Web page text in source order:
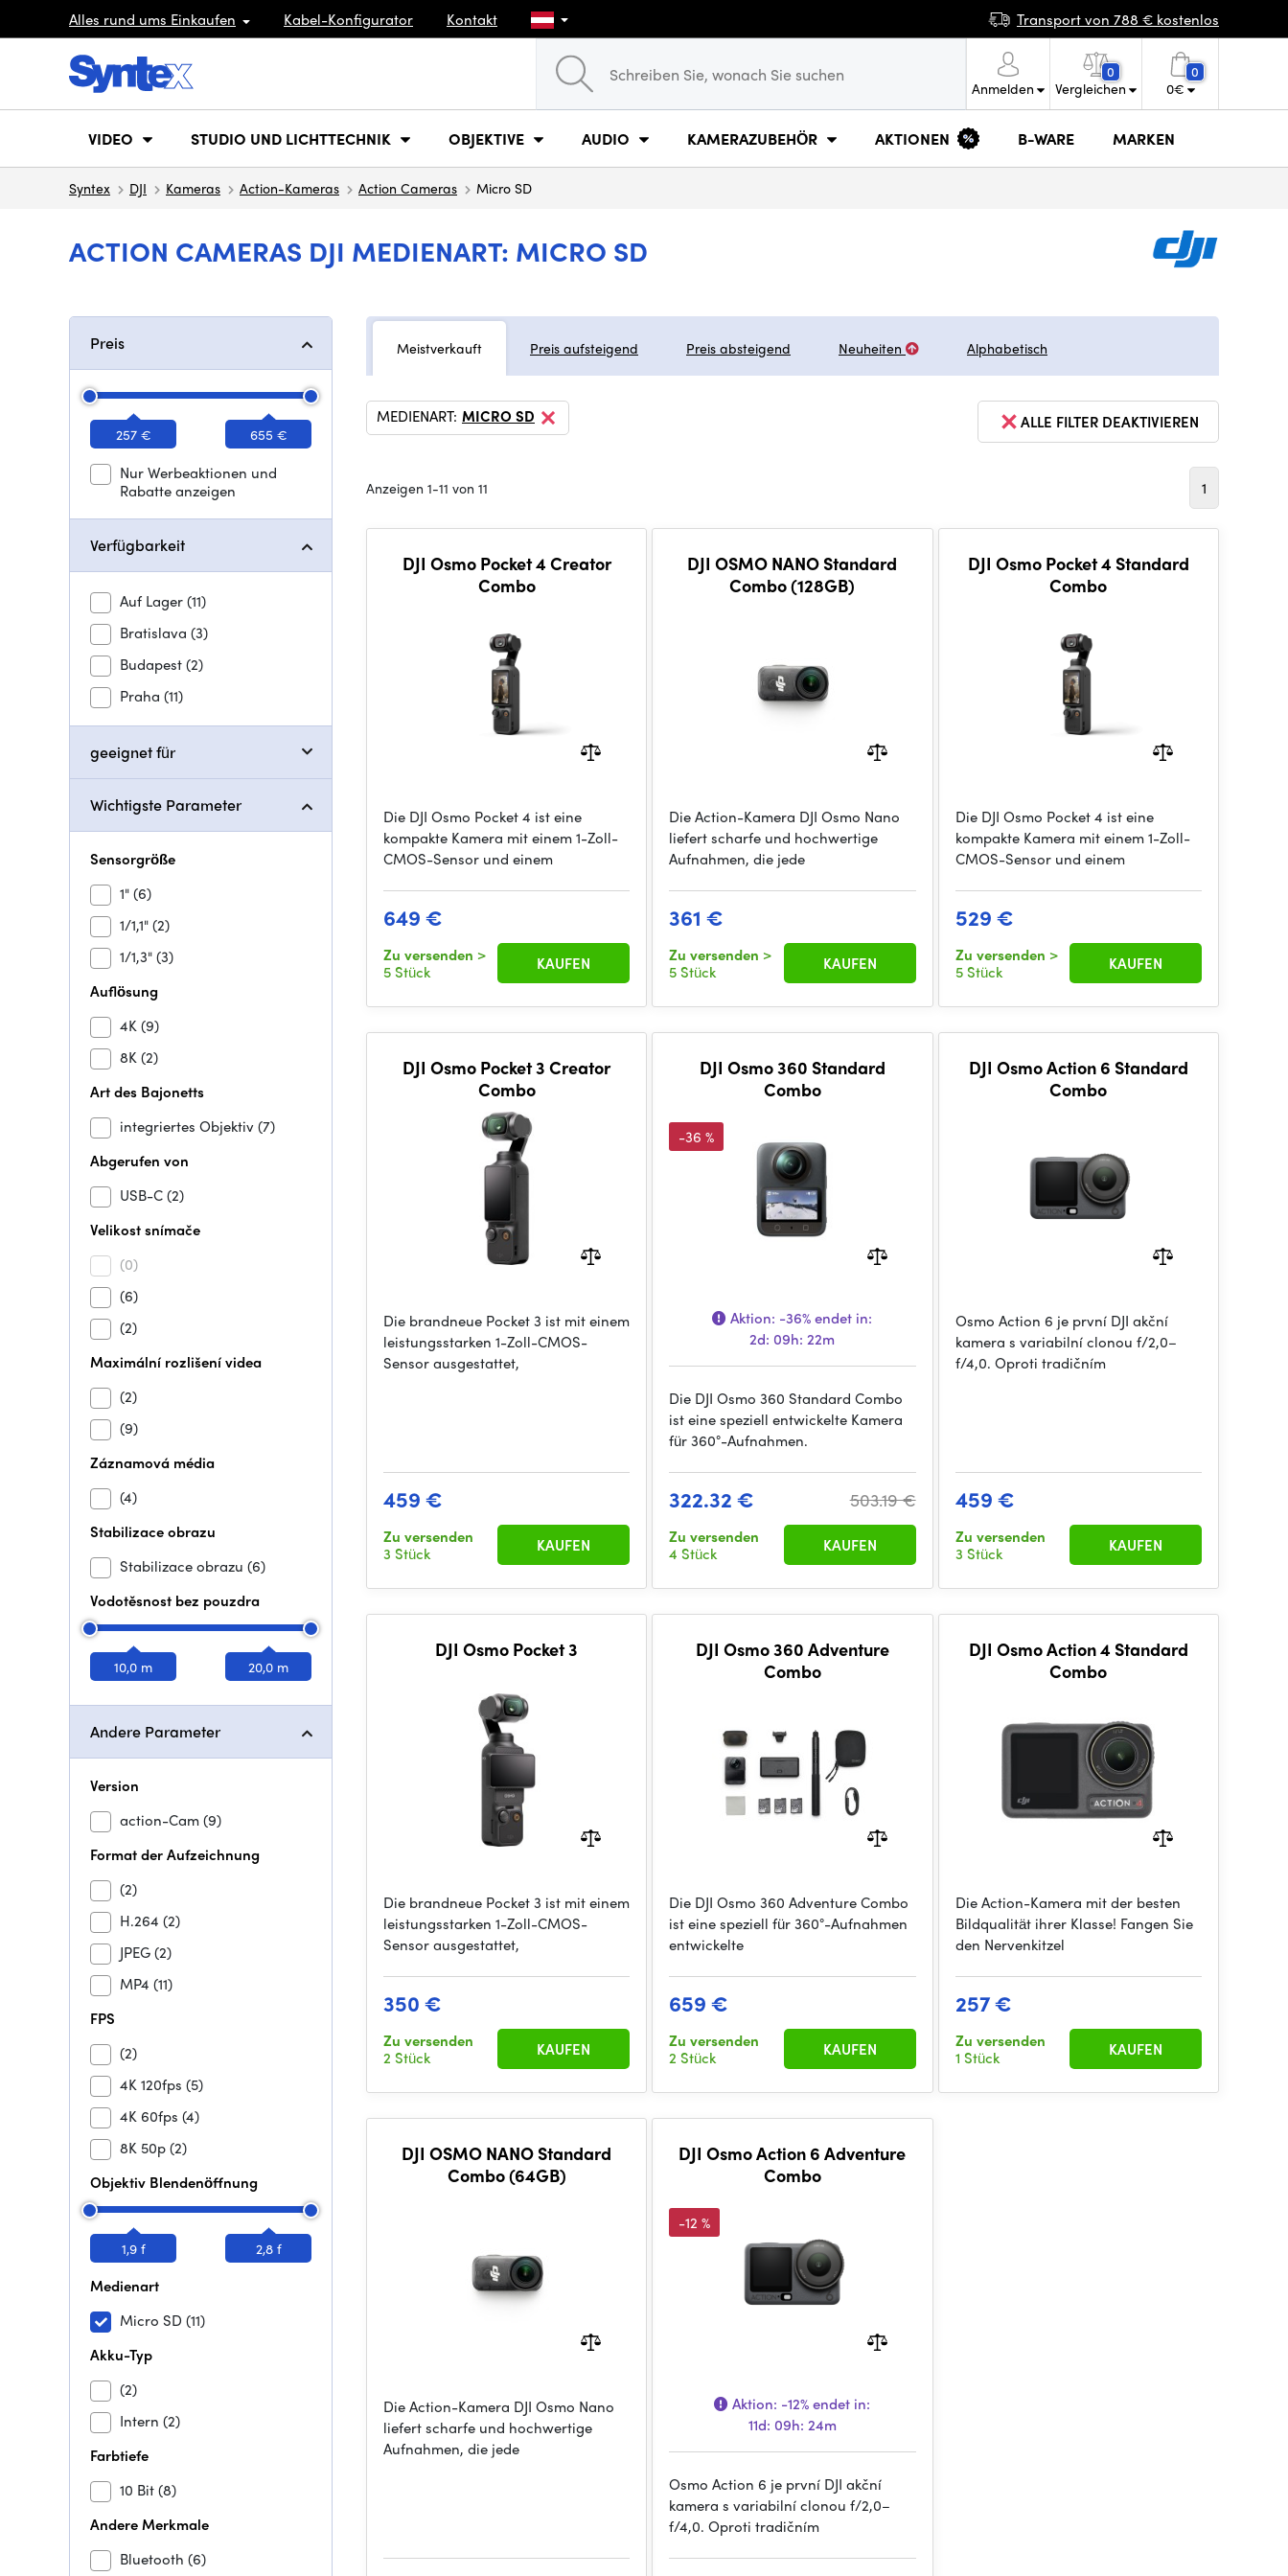
Alles rund ums Einkaufen Kabel-Konfigurator Kontakt Transport von 788 € kostenlos
Anmelden
0
Vergleichen
0
0€
VIDEO STUDIO UND LICHTTECHNIK OBJEKTIVE AUDIO KAMERAZUBEHÖR AKTIONEN B-WARE MARKEN
Syntex DJI Kameras Action-Kameras Action Cameras Micro SD
ACTION CAMERAS DJI MEDIENART: MICRO SD
Preis
257 € 655 €
Nur Werbeaktionen und
Rabatte anzeigen
Verfügbarkeit
Auf Lager(11)
Bratislava (3)
Budapest(2)
Praha (11)
geeignet für
Wichtigste Parameter
Sensorgröße
1"(6)
1/1,1"(2)
1/1,3"(3)
Auflösung
4K(9)
8K(2)
Art des Bajonetts
integriertes Objektiv(7)
Abgerufen von
USB-C(2)
Velikost snímače
(0)
(6)
(2)
Maximální rozlišení videa
(2)
(9)
Záznamová média
(4)
Stabilizace obrazu
Stabilizace obrazu (6)
Vodotěsnost bez pouzdra
10,0 m 20,0 m
Andere Parameter
Version
action-Cam(9)
Format der Aufzeichnung
(2)
H.264 (2)
JPEG(2)
MP4 (11)
FPS
(2)
4K 120fps (5)
4K 60fps (4)
8K 50p(2)
Objektiv Blendenöffnung
1,9 f 2,8 f
Medienart
Micro SD (11)
Akku-Typ
(2)
Intern (2)
Farbtiefe
10 Bit(8)
Andere Merkmale
Bluetooth (6)
Meistverkauft Preis aufsteigend Preis absteigend Neuheiten Alphabetisch
ALLE FILTER DEAKTIVIEREN
MEDIENART: MICRO SD
Anzeigen 1-11 von 11 1
DJI Osmo Pocket 4 Creator
Combo
Die DJI Osmo Pocket 4 ist eine
kompakte Kamera mit einem 1-Zoll-
CMOS-Sensor und einem
649 €
Zu versenden >
5 Stück
KAUFEN
DJI OSMO NANO Standard
Combo (128GB)
Die Action-Kamera DJI Osmo Nano
liefert scharfe und hochwertige
Aufnahmen, die jede
361 €
Zu versenden >
5 Stück
KAUFEN
DJI Osmo Pocket 4 Standard
Combo
Die DJI Osmo Pocket 4 ist eine
kompakte Kamera mit einem 1-Zoll-
CMOS-Sensor und einem
529 €
Zu versenden >
5 Stück
KAUFEN
DJI Osmo Pocket 3 Creator
Combo
Die brandneue Pocket 3 ist mit einem
leistungsstarken 1-Zoll-CMOS-
Sensor ausgestattet,
459 €
Zu versenden
3 Stück
KAUFEN
DJI Osmo 360 Standard
Combo
-36 %
Aktion: -36%endet in:
2d: 09h: 22m
Die DJI Osmo 360 Standard Combo
ist eine speziell entwickelte Kamera
für 360°-Aufnahmen.
322.32 € 503.19 €
Zu versenden
4 Stück
KAUFEN
DJI Osmo Action 6 Standard
Combo
Osmo Action 6 je první DJI akční
kamera s variabilní clonou f/2,0–
f/4,0. Oproti tradičním
459 €
Zu versenden
3 Stück
KAUFEN
DJI Osmo Pocket 3
Die brandneue Pocket 3 ist mit einem
leistungsstarken 1-Zoll-CMOS-
Sensor ausgestattet,
350 €
Zu versenden
2 Stück
KAUFEN
DJI Osmo 360 Adventure
Combo
Die DJI Osmo 360 Adventure Combo
ist eine speziell für 360°-Aufnahmen
entwickelte
659 €
Zu versenden
2 Stück
KAUFEN
DJI Osmo Action 4 Standard
Combo
Die Action-Kamera mit der besten
Bildqualität ihrer Klasse! Fangen Sie
den Nervenkitzel
257 €
Zu versenden
1 Stück
KAUFEN
DJI OSMO NANO Standard
Combo (64GB)
Die Action-Kamera DJI Osmo Nano
liefert scharfe und hochwertige
Aufnahmen, die jede
DJI Osmo Action 6 Adventure
Combo
-12 %
Aktion: -12%endet in:
11d: 09h: 24m
Osmo Action 6 je první DJI akční
kamera s variabilní clonou f/2,0–
f/4,0. Oproti tradičním